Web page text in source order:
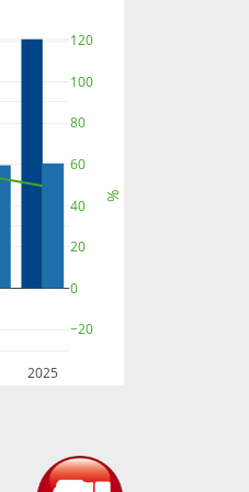
2025
−20
0
20
40
60
80
100
120
%